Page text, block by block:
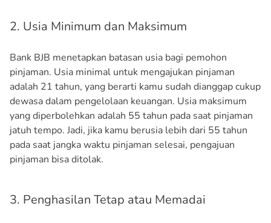
2. Usia Minimum dan Maksimum
Bank BJB menetapkan batasan usia bagi pemohon
pinjaman. Usia minimal untuk mengajukan pinjaman
adalah 21 tahun, yang berarti kamu sudah dianggap cukup
dewasa dalam pengelolaan keuangan. Usia maksimum
yang diperbolehkan adalah 55 tahun pada saat pinjaman
jatuh tempo. Jadi, jika kamu berusia lebih dari 55 tahun
pada saat jangka waktu pinjaman selesai, pengajuan
pinjaman bisa ditolak.
3. Penghasilan Tetap atau Memadai